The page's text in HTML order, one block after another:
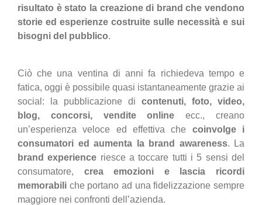
risultato è stato la creazione di brand che vendono
storie ed esperienze costruite sulle necessità e sui
bisogni del pubblico.
Ciò che una ventina di anni fa richiedeva tempo e
fatica, oggi è possibile quasi istantaneamente grazie ai
social: la pubblicazione di contenuti, foto, video,
blog, concorsi, vendite online ecc., creano
un’esperienza veloce ed effettiva che coinvolge i
consumatori ed aumenta la brand awareness. La
brand experience riesce a toccare tutti i 5 sensi del
consumatore, crea emozioni e lascia ricordi
memorabili che portano ad una fidelizzazione sempre
maggiore nei confronti dell’azienda.